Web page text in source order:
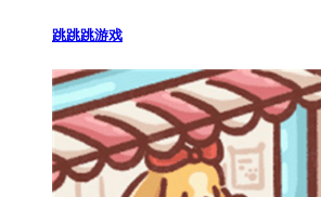
跳跳跳游戏